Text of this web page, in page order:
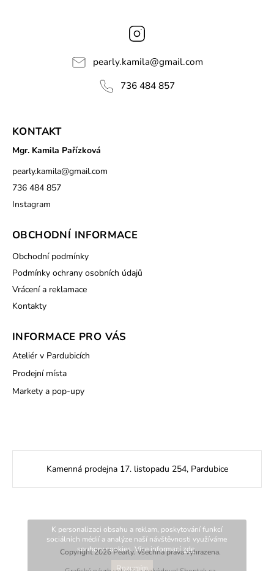
K personalizaci obsahu a reklam, poskytování funkcí
sociálních médií a analýze naší návštěvnosti využíváme
soubory cookies. Více informacízde.
Rozumím
pearly.kamila@gmail.com
736 484 857
KONTAKT
Mgr. Kamila Pařízková
pearly.kamila@gmail.com
736 484 857
Instagram
OBCHODNÍ INFORMACE
Obchodní podmínky
Podmínky ochrany osobních údajů
Vrácení a reklamace
Kontakty
INFORMACE PRO VÁS
Ateliér v Pardubicích
Prodejní místa
Markety a pop-upy
Kamenná prodejna 17. listopadu 254, Pardubice
Copyright 2026Pearly. Všechna práva vyhrazena.